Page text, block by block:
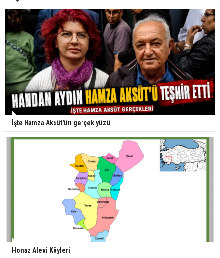
İşte Hamza Aksüt'ün gerçek yüzü
Honaz Alevi Köyleri